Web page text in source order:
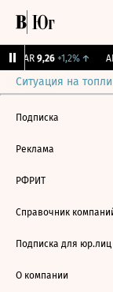
UTAR 9,26 +1,2%↑
Ситуация на
Подписка
Реклама
РФРИТ
Справочник
Подписка для юр.лиц
О компании